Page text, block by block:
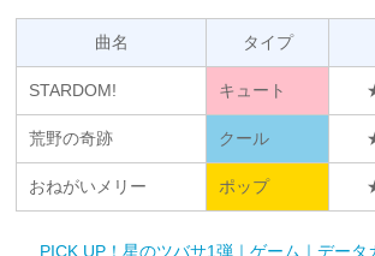
曲名 タイプ
STARDOM! キュート
荒野の奇跡 クール
おねがいメリー ポップ
PICK UP！星のツバサ1弾｜ゲーム｜データ